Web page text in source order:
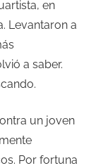
en
Levantaron a
a saber.
un joven
Por fortuna